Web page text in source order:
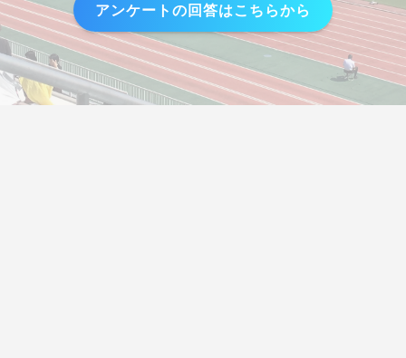
アンケートの回答はこちらから